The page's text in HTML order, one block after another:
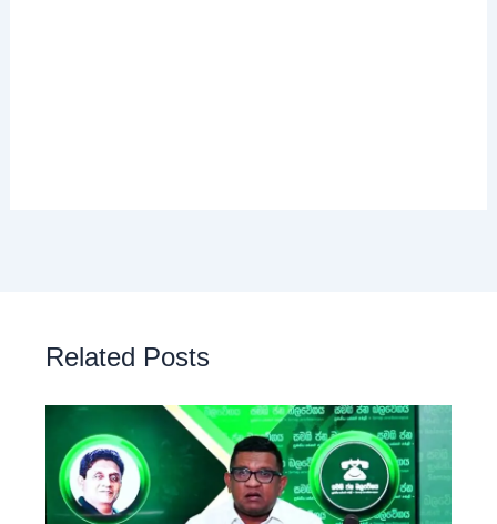
Related Posts